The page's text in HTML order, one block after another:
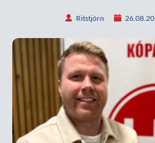
Ritstjórn